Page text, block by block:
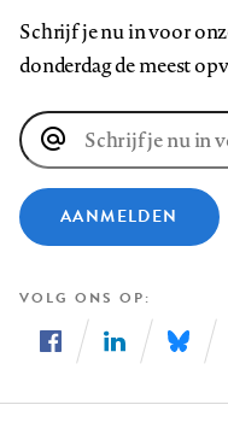
Schrijf je nu in voor
donderdag de meest
E-
mailadres
AANMELDEN
VOLG ONS OP
ons
ons
ons